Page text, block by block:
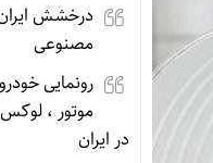
درخشش
مصنوعی
در ایران